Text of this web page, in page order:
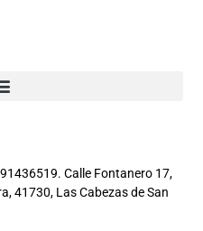
Calle Fontanero 17,
41730, Las Cabezas de San